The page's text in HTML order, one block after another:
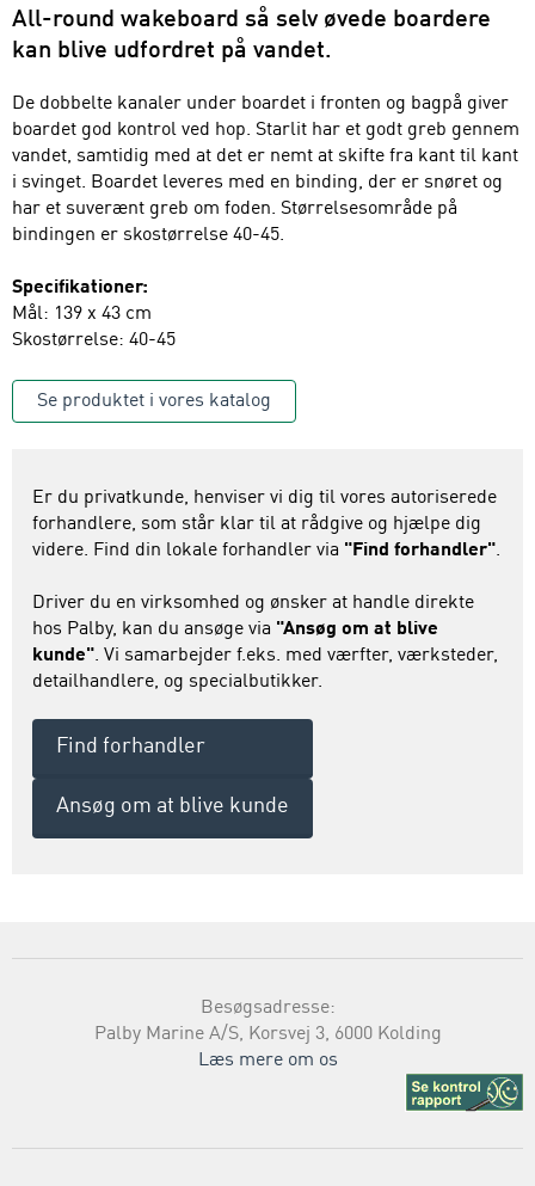
All-round wakeboard så selv øvede boardere
kan blive udfordret på vandet.
De dobbelte kanaler under boardet i fronten og bagpå giver
boardet god kontrol ved hop. Starlit har et godt greb gennem
vandet, samtidig med at det er nemt at skifte fra kant til kant
i svinget. Boardet leveres med en binding, der er snøret og
har et suverænt greb om foden. Størrelsesområde på
bindingen er skostørrelse 40-45.
Specifikationer:
Mål: 139 x 43 cm
Skostørrelse: 40-45
Se produktet i vores katalog
Er du privatkunde, henviser vi dig til vores autoriserede
forhandlere, som står klar til at rådgive og hjælpe dig
videre. Find din lokale forhandler via "Find forhandler".
Driver du en virksomhed og ønsker at handle direkte
hos Palby, kan du ansøge via "Ansøg om at blive
kunde". Vi samarbejder f.eks. med værfter, værksteder,
detailhandlere, og specialbutikker.
Find forhandler
Ansøg om at blive kunde
Besøgsadresse:
Palby Marine A/S, Korsvej 3, 6000 Kolding
Læs mere om os